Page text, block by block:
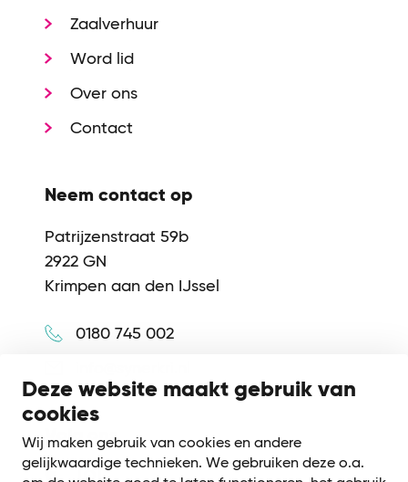
Deze website maakt gebruik van
cookies
Wij maken gebruik van cookies en andere
gelijkwaardige technieken. We gebruiken deze o.a.
Zaalverhuur
Word lid
Over ons
Contact
Neem contact op
Patrijzenstraat 59b
2922 GN
Krimpen aan den IJssel
0180 745 002
Volg ons